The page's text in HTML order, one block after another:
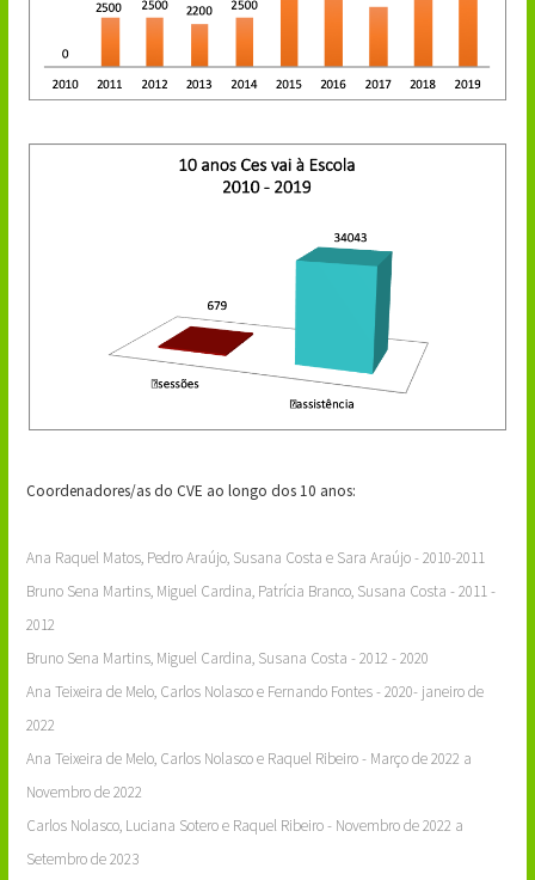
Coordenadores/as do CVE ao longo dos 10 anos:
Ana Raquel Matos, Pedro Araújo, Susana Costa e Sara Araújo - 2010-2011
Bruno Sena Martins, Miguel Cardina, Patrícia Branco, Susana Costa - 2011 -
2012
Bruno Sena Martins, Miguel Cardina, Susana Costa - 2012 - 2020
Ana Teixeira de Melo, Carlos Nolasco e Fernando Fontes - 2020- janeiro de
2022
Ana Teixeira de Melo, Carlos Nolasco e Raquel Ribeiro - Março de 2022 a
Novembro de 2022
Carlos Nolasco, Luciana Sotero e Raquel Ribeiro - Novembro de 2022 a
Setembro de 2023